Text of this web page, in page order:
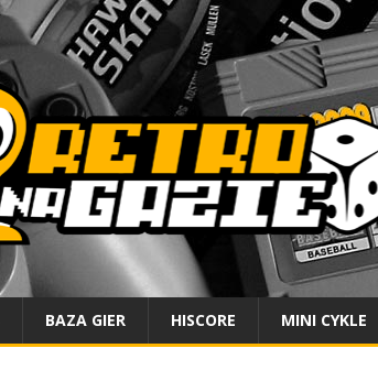
BAZA GIER HISCORE MINI CYKLE